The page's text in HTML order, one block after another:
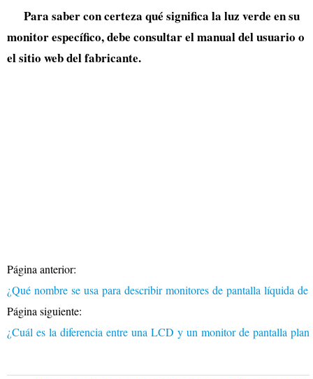
Para saber con certeza qué significa la luz verde en su
monitor específico, debe consultar el manual del usuario o
el sitio web del fabricante.
Página anterior:
¿Qué nombre se usa para describir monitores de pantalla líquida
Página siguiente:
¿Cuál es la diferencia entre una LCD y un monitor de pantalla